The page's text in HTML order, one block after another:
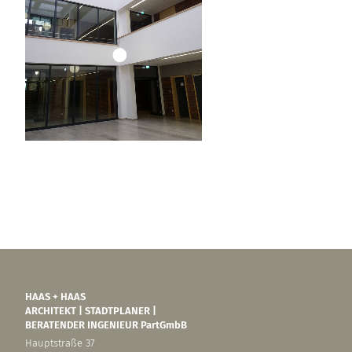
HAAS + HAAS
ARCHITEKT | STADTPLANER |
BERATENDER INGENIEUR PartGmbB
Hauptstraße 37